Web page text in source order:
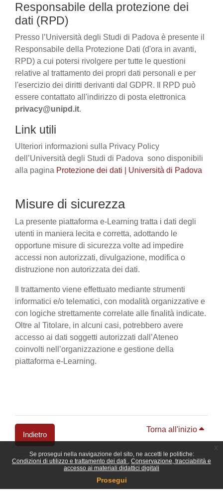
Se prosegui nella navigazione del sito, ne accetti le politiche:
Condizioni di utilizzo e trattamento dei dati
Conservazione, tracciabilità e
accesso ai materiali didattici digitali
Prosegui
Responsabile della protezione dei
dati (RPD)
Presso l’Università degli Studi di Padova è presente il
Responsabile della Protezione Dati (d'ora in avanti,
RPD) a cui potersi rivolgere per tutte le questioni
relative al trattamento dei propri dati personali e per
l'esercizio dei diritti derivanti dal GDPR. Il RPD può
essere contattato all'indirizzo di posta elettronica
privacy@unipd.it.
Link utili
Ulteriori informazioni sulla Privacy Policy
dell’Università degli Studi di Padova sono disponibili
alla pagina Protezione dei dati | Università di Padova
Misure di sicurezza
La presente piattaforma e-Learning tratta i dati degli
utenti in maniera lecita e corretta, adottando le
opportune misure di sicurezza volte ad impedire
accessi non autorizzati, divulgazione, modifica o
distruzione non autorizzata dei dati.
Il trattamento viene effettuato mediante strumenti
informatici e/o telematici, con modalità organizzative e
con logiche strettamente correlate alle finalità indicate.
Oltre al Titolare, in alcuni casi, potrebbero avere
accesso ai dati soggetti autorizzati dall’Ateneo
coinvolti nell’organizzazione e gestione della
piattaforma e-Learning.
Indietro
Torna all'inizio
Blocchi